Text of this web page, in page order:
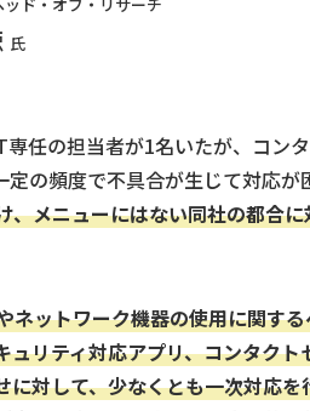
氏
任の担当者が1名いたが、コン
の頻度で不具合が生じて対応が
、メニューにはない同社の都合
ネットワーク機器の使用に関す
リティ対応アプリ、コンタク
対して、少なくとも一次対応